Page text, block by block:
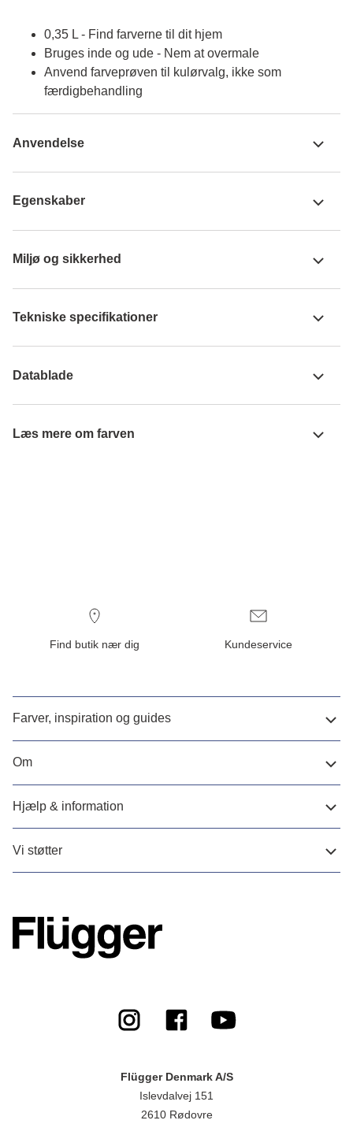
0,35 L - Find farverne til dit hjem
Bruges inde og ude - Nem at overmale
Anvend farveprøven til kulørvalg, ikke som
færdigbehandling
Anvendelse
Egenskaber
Miljø og sikkerhed
Tekniske specifikationer
Datablade
Læs mere om farven
Find butik nær dig Kundeservice
Farver, inspiration og guides
Om
Hjælp & information
Vi støtter
Flügger Denmark A/S
Islevdalvej 151
2610 Rødovre